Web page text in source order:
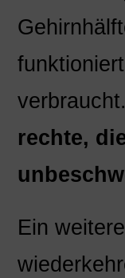
verbraucht.
rechte,
Ein